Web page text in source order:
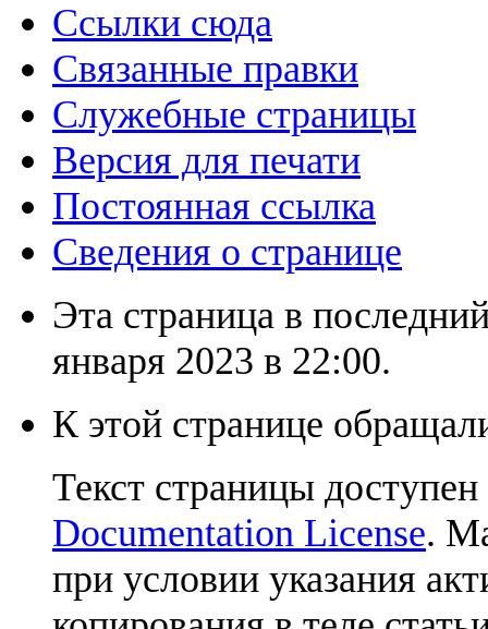
Ссылки сюда
Связанные правки
Служебные страницы
Версия для печати
Постоянная ссылка
Сведения о странице
Эта страница в
января 2023 в 22:00.
К этой странице
Текст страницы
Documentation License.
при условии указания